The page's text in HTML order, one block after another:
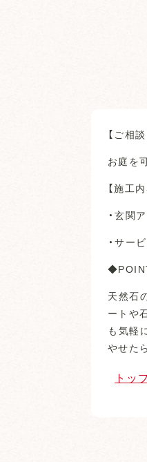
【ご相談
お庭を
【施工内
・玄関
・サー
天然石
ートや
も気軽
やせた
トッ